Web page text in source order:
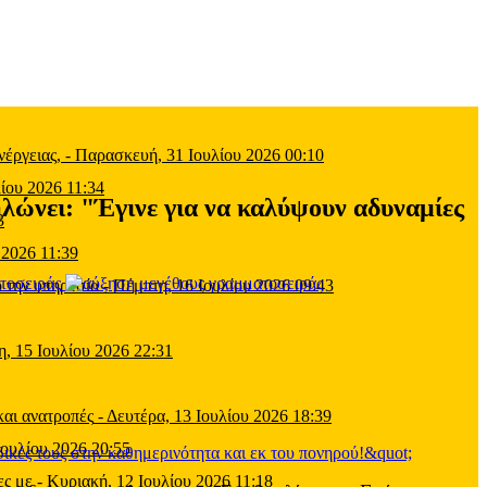
- Παρασκευή, 31 Ιουλίου 2026 00:10
2026 11:34
11:39
υπηρεσία-Πέμπτη, 16 Ιουλίου 2026 09:43
15 Ιουλίου 2026 22:31
ανατροπές -Δευτέρα, 13 Ιουλίου 2026 18:39
2026 20:55
με- Κυριακή, 12 Ιουλίου 2026 11:18
"Έγινε για να καλύψουν αδυναμίες